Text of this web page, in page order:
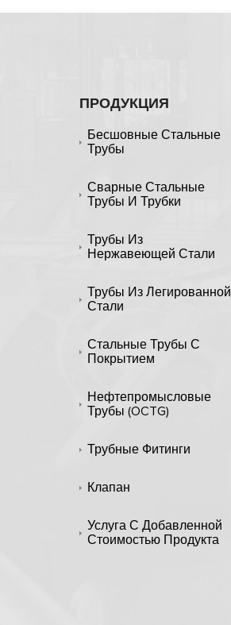
ПРОДУКЦИЯ
Бесшовные Стальные
Трубы
Сварные Стальные
Трубы И Трубки
Трубы Из
Нержавеющей Стали
Трубы Из Легированной
Стали
Стальные Трубы С
Покрытием
Нефтепромысловые
Трубы (OCTG)
Трубные Фитинги
Клапан
Услуга С Добавленной
Стоимостью Продукта